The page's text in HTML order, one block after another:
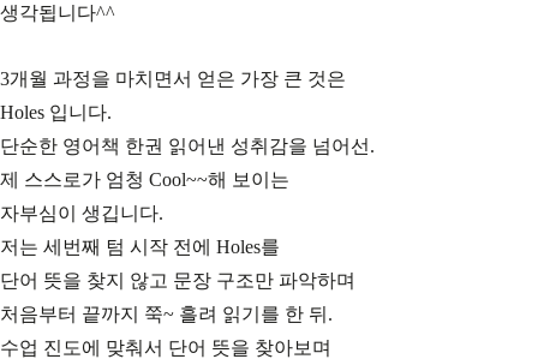
생각됩니다^^
3개월 과정을 마치면서 얻은 가장 큰 것은
Holes 입니다.
단순한 영어책 한권 읽어낸 성취감을 넘어선.
제 스스로가 엄청 Cool~~해 보이는
자부심이 생깁니다.
저는 세번째 텀 시작 전에 Holes를
단어 뜻을 찾지 않고 문장 구조만 파악하며
처음부터 끝까지 쭉~ 흘려 읽기를 한 뒤.
수업 진도에 맞춰서 단어 뜻을 찾아보며